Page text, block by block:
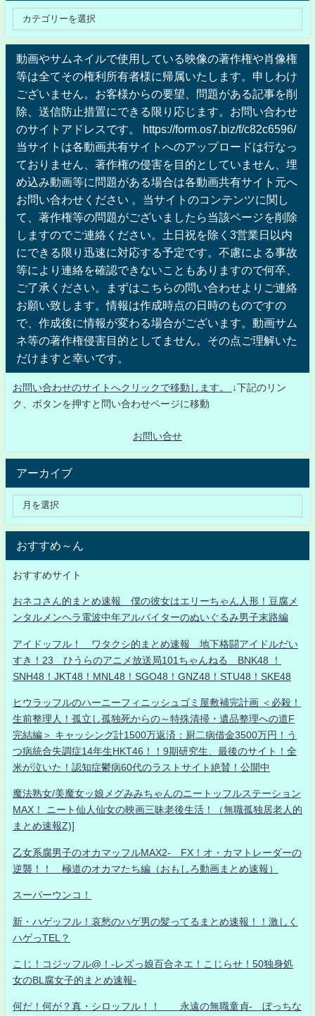
動画やサムネイルで使用している映像の著作権や肖像権
等は全てその権利所有者様に帰属いたします。申しわけ
ございません。お客様からの要望、問題がある記事を削
除、送信防止措置にできる限り応じます。お問い合わせ
のサイトアドレスです。 https://form.os7.biz/f/c82c6596/
当サイトは各動画共有サイトへのアップロードは行なっ
ておりません、著作権の侵害を目的としていません、埋
め込み動画等に問題がある場合は各動画共有サイト元へ
お問い合わせください 。当サイトのコンテンツに関し
て、著作権等の問題がございましたら当該ページを削除
しますのでご連絡ください。土日祝を除く3営業日以内
にできる限り迅速に対応する予定です。不慮による事故
等により連絡を確認できないこともありますので何卒、
ご了承ください。まずはこちらの問い合わせよりご連絡
お願い致します。情報は作成時点の日時のものですの
で、作成後に情報が変わる場合がございます。動画サム
ネ等の著作権侵害目的としてません。その点ご理解いた
だけますと幸いです。
お問い合わせのサイトへクリックで移動します。
↓下記のリン
ク、ボタンを押すと問い合わせページに移動
お問い合せ
アーカイブ
おすすめ～ん
おすすめサイト
おネコさん的まとめ速報 僕の彼女はエリーちゃん人形！豆腐メ
ンタルメンヘラ電波中年アルバイターのぬいぐるみ男子末路編
アイドッフル！ ワタクシ的まとめ速報 地下格闘アイドルだい
すき！23 ひうらのアニメ放送局101ちゃんねる BNK48 ！
SNH48！JKT48！MNL48！SGO48！GNZ48！STU48！SKE48
ヒウラッフルのハーニーフィニッシュゴミ屋敷補完計画 ＜必殺！
生前整理人！孤立し孤独死からの～特殊清掃・遺品整理への道F
完結編＞ キャッシング計1500万返済：厨二病借金3500万円！う
つ病統合失調症14年生HKT46！！9期研究生、最後のサイト！全
米が泣いた！認知症鬱病60代のラストサイト絶賛！公開中
魔法熟女/美魔女ッ娘メグみみちゃんのニートッフルステーション
MAX！ ニート仙人仙女の映画三昧老後生活！（無職孤独居老人的
まとめ速報Z)]
乙女系腐男子のオカマッフルMAX2- FX！オ・カマトレーダーの
逆襲！！ 極道のオカマたち編（おもしろ動画まとめ速報）
スーパーウンコ！
新・ハゲッフル！哀愁のハゲ男の髪ってるまとめ速報！！激しく
ハゲっTEL？
こじ！コジッフル@！-レズっ娘百合ネエ！こじらせ！50独身処
女のBL腐女子的まとめ速報-
何だ！何が？真・シロッフル！！ 永遠の無職童貞- ぼっちな